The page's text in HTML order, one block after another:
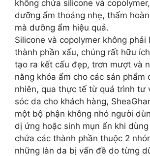
không chứa silicone và
dưỡng ẩm thoáng nhẹ, thấm
mà dưỡng ẩm hiệu quả.
Silicone và copolymer không phải
thành phần xấu, chúng rất hữu
tạo ra kết cấu đẹp, trơn mượt và
năng khóa ẩm cho các sản phẩm
nhiên, qua thực tế từ quá trình tư
sóc da cho khách hàng,
một bộ phận không nhỏ người
dị ứng hoặc sinh mụn ẩn khi
chứa các thành phần thuộc 2
những làn da bị vấn đề do từng